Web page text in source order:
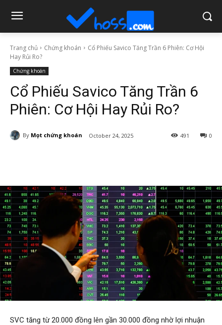
Trang chủ Chứng khoán
Cổ Phiếu Savico Tăng Trần 6 Phiên: Cơ Hội
Hay Rủi Ro?
Chứng khoán
Cổ Phiếu Savico Tăng Trần 6
Phiên: Cơ Hội Hay Rủi Ro?
By Mọt chứng khoán October 24, 2025 0
491
SVC tăng từ 20.000 đồng lên gần 30.000 đồng nhờ lợi nhuận